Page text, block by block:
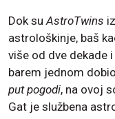
Dok su AstroTwins
astrološkinje, baš
više od dve dekade
barem jednom
put pogodi, na ovoj
Gat je službena